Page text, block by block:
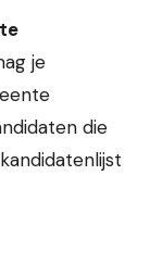
je
die